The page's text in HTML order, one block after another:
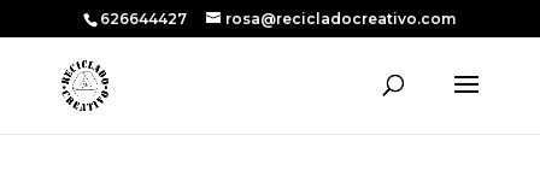
626644427 rosa@recicladocreativo.com